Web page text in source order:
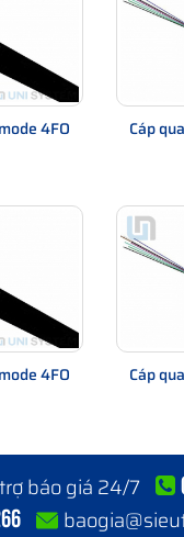
4FO
Cáp
4FO
Cáp
báo giá 24/7